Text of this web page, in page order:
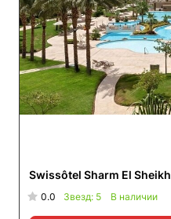
Swissôtel Sharm El Sheikh
0.0 Звезд: 5 В наличии